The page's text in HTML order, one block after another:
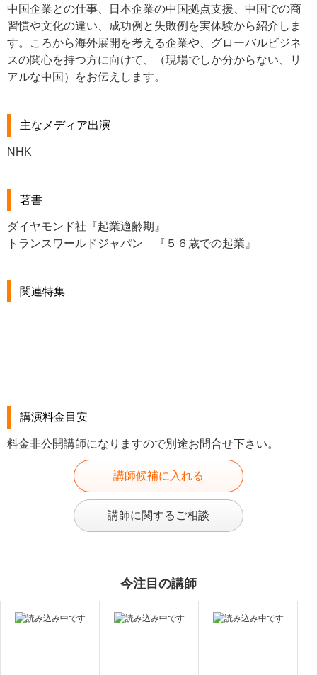
中国企業との仕事、日本企業の中国拠点支援、中国での商
習慣や文化の違い、成功例と失敗例を実体験から紹介しま
す。ころから海外展開を考える企業や、グローバルビジネ
スの関心を持つ方に向けて、（現場でしか分からない、リ
アルな中国）をお伝えします。
主なメディア出演
NHK
著書
ダイヤモンド社『起業適齢期』
トランスワールドジャパン 『５６歳での起業』
関連特集
講演料金目安
料金非公開講師になりますので別途お問合せ下さい。
講師候補に入れる
講師に関するご相談
今注目の講師